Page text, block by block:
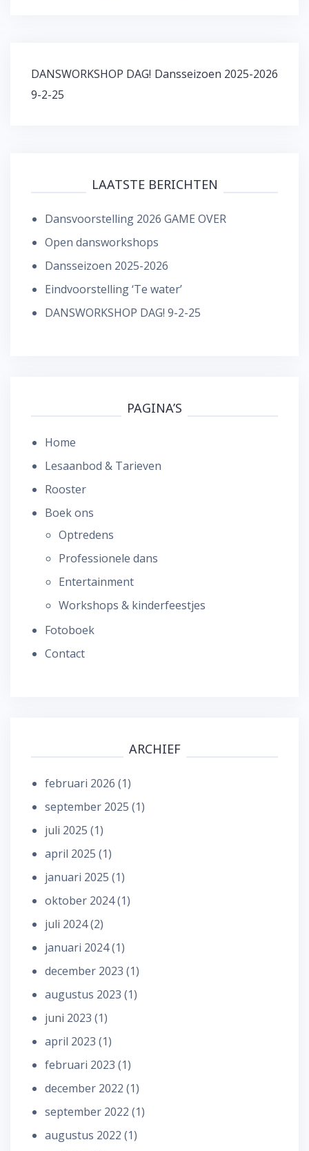
Bericht
navigatie
DANSWORKSHOP DAG!
9-2-25
Dansseizoen 2025-2026
LAATSTE BERICHTEN
Dansvoorstelling 2026 GAME OVER
Open dansworkshops
Dansseizoen 2025-2026
Eindvoorstelling ‘Te water’
DANSWORKSHOP DAG! 9-2-25
PAGINA’S
Home
Lesaanbod & Tarieven
Rooster
Boek ons
Optredens
Professionele dans
Entertainment
Workshops & kinderfeestjes
Fotoboek
Contact
ARCHIEF
februari 2026 (1)
september 2025 (1)
juli 2025 (1)
april 2025 (1)
januari 2025 (1)
oktober 2024(1)
juli 2024(2)
januari 2024(1)
december 2023 (1)
augustus 2023 (1)
juni 2023 (1)
april 2023 (1)
februari 2023 (1)
december 2022 (1)
september 2022 (1)
augustus 2022 (1)